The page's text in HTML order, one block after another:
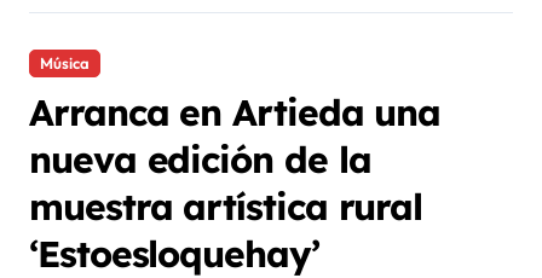
Música
Arranca en Artieda una
nueva edición de la
muestra artística rural
‘Estoesloquehay’